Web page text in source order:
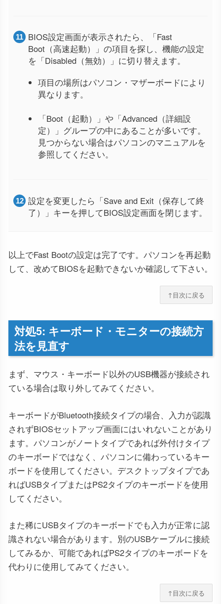
BIOS設定画面が表示されたら、「Fast
Boot（高速起動）」の項目を探し、機能の設定
を「Disabled（無効）」に切り替えます。
項目の場所はパソコン・マザーボードにより
異なります。
「Boot（起動）」や「Advanced（詳細設
定）」グループの中にあることが多いです。
見つからない場合はパソコンのマニュアルを
参照してください。
設定を変更したら「Save and Exit（保存して終
了）」キーを押してBIOS設定画面を閉じます。
以上でFast Bootの設定は完了です。パソコンを再起動
して、改めてBIOSを起動できないか確認して下さい。
↑目次に戻る
対処5: キーボード・モニターの接続方
法を見直す
まず、マウス・キーボード以外のUSB機器が接続され
ている場合は取り外してみてください。
キーボードがBluetooth接続タイプの場合、入力が認識
されずBIOSセットアップ画面にはいれないことがあり
ます。パソコンがノートタイプであれば外付けタイプ
のキーボードではなく、パソコンに備わっているキー
ボードを使用してください。デスクトップタイプであ
ればUSBタイプまたはPS2タイプのキーボードを使用
してください。
また稀にUSBタイプのキーボードでも入力が正常に認
識されない場合があります。別のUSBケーブルに接続
してみるか、可能であればPS2タイプのキーボードを
代わりに使用してみてください。
↑目次に戻る